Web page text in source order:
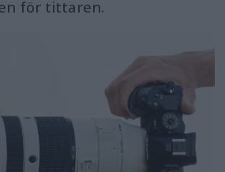
för tittaren.